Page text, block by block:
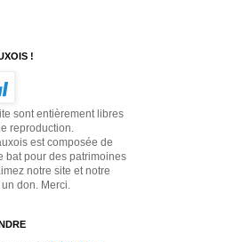
!
sont entièrement libres
reproduction.
est composée de
bat pour des patrimoines
notre site et notre
don. Merci.